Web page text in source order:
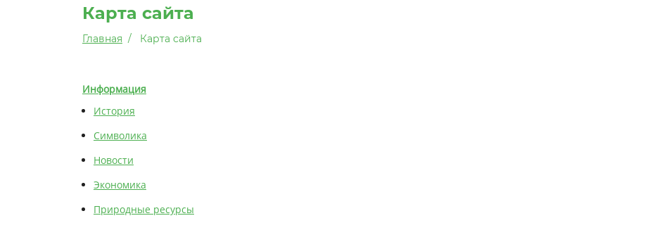
Карта сайта
Главная Карта сайта
Информация
История
Символика
Новости
Экономика
Природные ресурсы